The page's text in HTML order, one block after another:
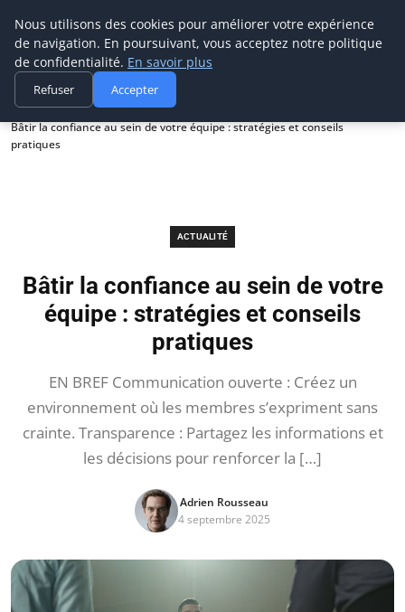
Prospection Pro
Accueil
Actualité
Bâtir la confiance au sein de votre équipe : stratégies et conseils
pratiques
ACTUALITÉ
Bâtir la confiance au sein de votre
équipe : stratégies et conseils
pratiques
EN BREF Communication ouverte : Créez un
environnement où les membres s’expriment sans
crainte. Transparence : Partagez les informations et
les décisions pour renforcer la […]
Adrien Rousseau
4 septembre 2025
Nous utilisons des cookies pour améliorer votre expérience
de navigation. En poursuivant, vous acceptez notre politique
de confidentialité. En savoir plus
Refuser Accepter